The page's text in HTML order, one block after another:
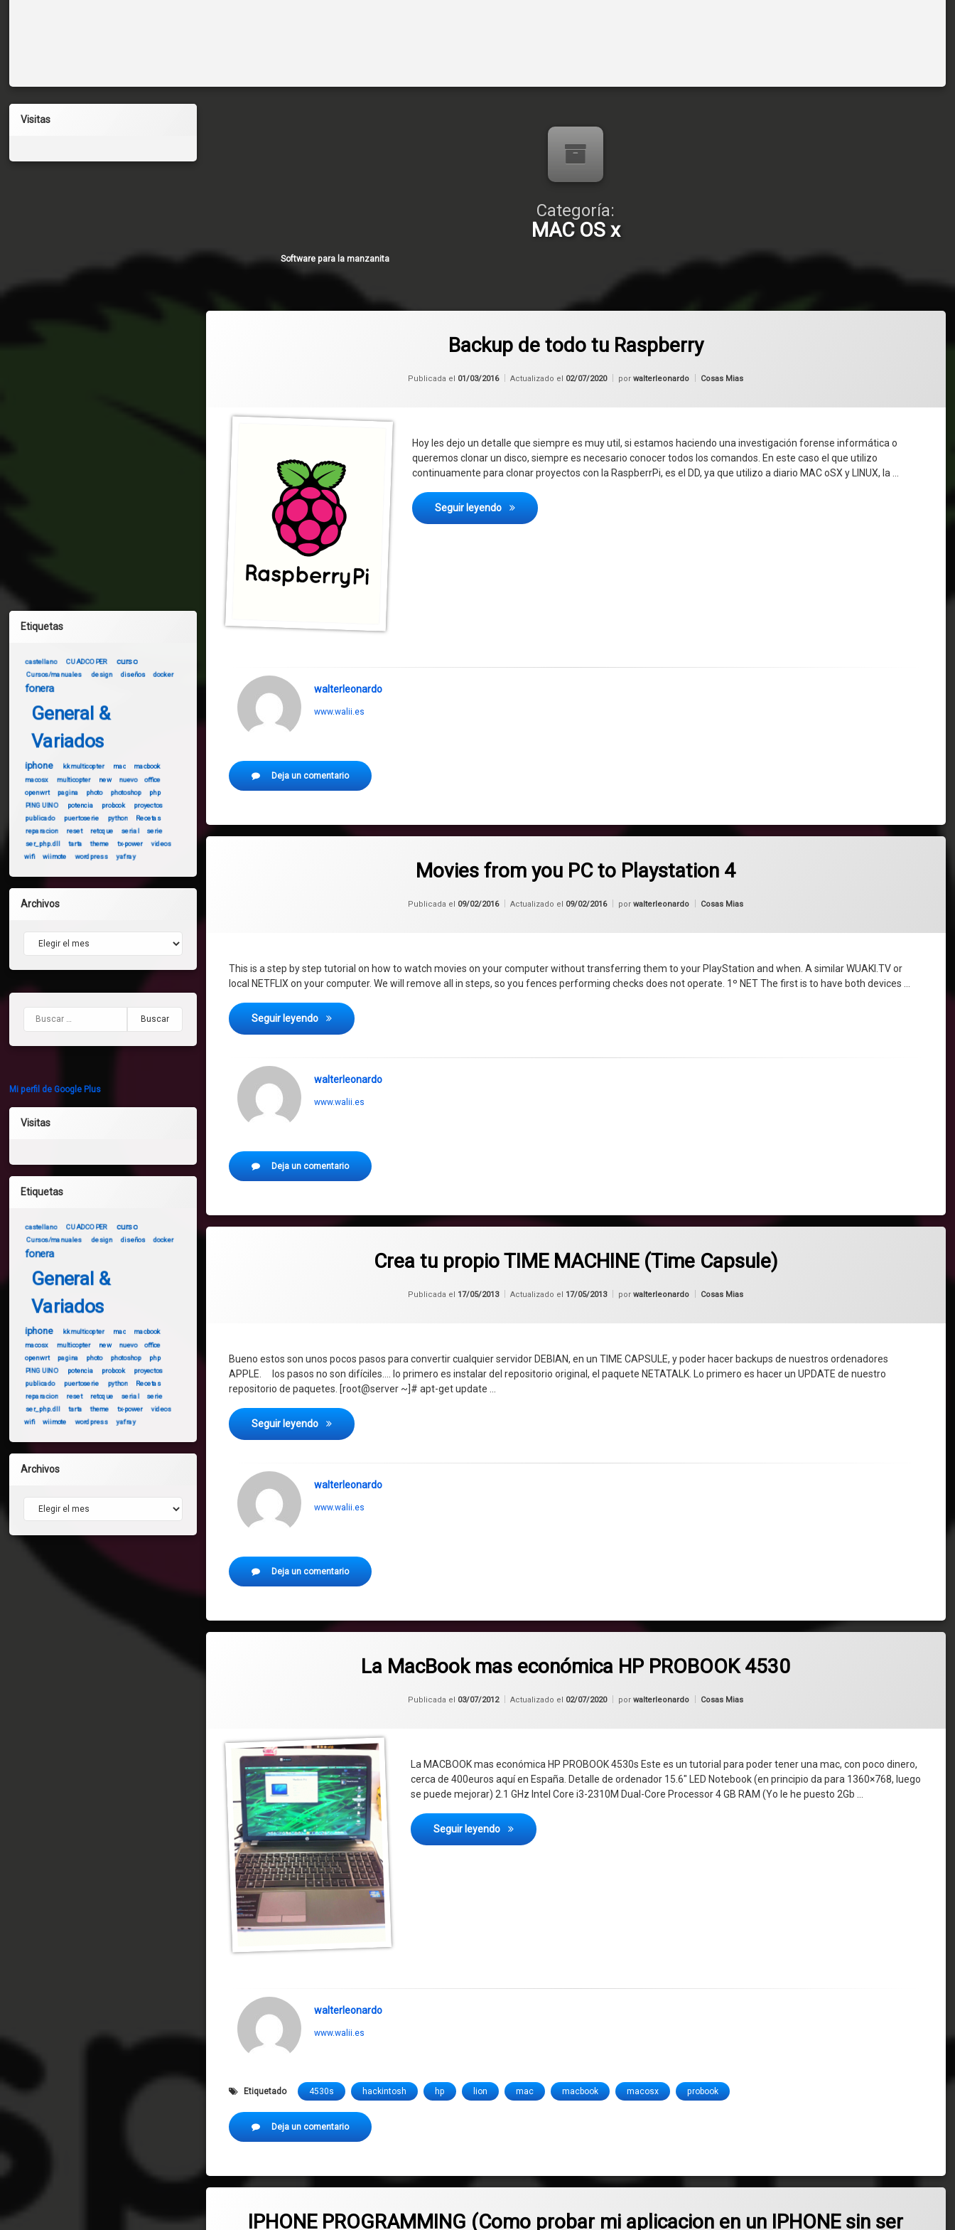
Categoría:
MAC OS x
Software para la manzanita
Backup de todo tu Raspberry
Publicada el 01/03/2016 Actualizado el 02/07/2020 porwalterleonardo Categorías:
Cosas Mias
Hoy les dejo un detalle que siempre es muy util, si estamos haciendo una investigación forense informática o
queremos clonar un disco, siempre es necesario conocer todos los comandos. En este caso el que utilizo
continuamente para clonar proyectos con la RaspberrPi, es el DD, ya que utilizo a diario MAC oSX y LINUX, la …
Seguir leyendo Backup de todo tu Raspberry
walterleonardo
www.walii.es
Deja un comentarioen Backup de todo tu Raspberry
Movies from you PC to Playstation 4
Publicada el 09/02/2016 Actualizado el 09/02/2016 porwalterleonardo Categorías:
Cosas Mias
This is a step by step tutorial on how to watch movies on your computer without transferring them to your PlayStation and when. A similar WUAKI.TV or
local NETFLIX on your computer. We will remove all in steps, so you fences performing checks does not operate. 1º NET The first is to have both devices …
Seguir leyendo Movies from you PC to Playstation 4
walterleonardo
www.walii.es
Deja un comentarioen Movies from you PC to Playstation 4
Crea tu propio TIME MACHINE (Time Capsule)
Publicada el 17/05/2013 Actualizado el 17/05/2013 porwalterleonardo Categorías:
Cosas Mias
Bueno estos son unos pocos pasos para convertir cualquier servidor DEBIAN, en un TIME CAPSULE, y poder hacer backups de nuestros ordenadores
APPLE. los pasos no son difíciles…. lo primero es instalar del repositorio original, el paquete NETATALK. Lo primero es hacer un UPDATE de nuestro
repositorio de paquetes. [root@server ~]# apt-get update …
Seguir leyendo Crea tu propio TIME MACHINE (Time Capsule)
walterleonardo
www.walii.es
Deja un comentarioen Crea tu propio TIME MACHINE (Time Capsule)
La MacBook mas económica HP PROBOOK 4530
Publicada el 03/07/2012 Actualizado el 02/07/2020 porwalterleonardo Categorías:
Cosas Mias
La MACBOOK mas económica HP PROBOOK 4530s Este es un tutorial para poder tener una mac, con poco dinero,
cerca de 400euros aquí en España. Detalle de ordenador 15.6″ LED Notebook (en principio da para 1360×768, luego
se puede mejorar) 2.1 GHz Intel Core i3-2310M Dual-Core Processor 4 GB RAM (Yo le he puesto 2Gb …
Seguir leyendo La MacBook mas económica HP PROBOOK 4530
walterleonardo
www.walii.es
Etiquetado 4530s hackintosh hp lion mac macbook macosx probook
Deja un comentarioen La MacBook mas económica HP PROBOOK 4530
IPHONE PROGRAMMING (Como probar mi aplicacion en un IPHONE sin ser
Visitas
Etiquetas
castellano CUADCOPER curso
Cursos/manuales design diseños docker
fonera
General &
Variados
iphone kkmulticopter mac
macbook
macosx
multicopter new nuevo
office
openwrt
pagina photo photoshop
php
PINGUINO
potencia probook
proyectos
publicado
puertoserie python
Recetas
reparacion
reset retoque serial
serie
ser_php.dll
tarta theme tx-power
videos
wifi
wiimote wordpress yafray
Archivos
Archivos
Mi perfil de Google Plus
Visitas
Etiquetas
castellano CUADCOPER curso
Cursos/manuales design diseños docker
fonera
General &
Variados
iphone kkmulticopter mac
macbook
macosx
multicopter new nuevo
office
openwrt
pagina photo photoshop
php
PINGUINO
potencia probook
proyectos
publicado
puertoserie python
Recetas
reparacion
reset retoque serial
serie
ser_php.dll
tarta theme tx-power
videos
wifi
wiimote wordpress yafray
Archivos
Archivos